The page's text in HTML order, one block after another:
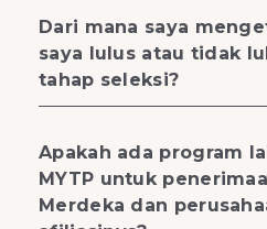
Dari mana saya
saya lulus atau tidak
tahap seleksi?
Apakah ada program
MYTP untuk
Merdeka dan